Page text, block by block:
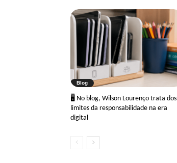
Blog
🖥 No blog, Wilson Lourenço trata dos
limites da responsabilidade na era
digital